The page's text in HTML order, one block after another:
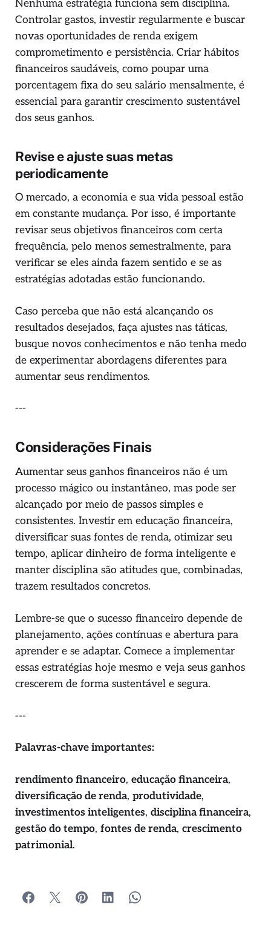
Nenhuma estratégia funciona sem disciplina.
Controlar gastos, investir regularmente e buscar
novas oportunidades de renda exigem
comprometimento e persistência. Criar hábitos
financeiros saudáveis, como poupar uma
porcentagem fixa do seu salário mensalmente, é
essencial para garantir crescimento sustentável
dos seus ganhos.
Revise e ajuste suas metas
periodicamente
O mercado, a economia e sua vida pessoal estão
em constante mudança. Por isso, é importante
revisar seus objetivos financeiros com certa
frequência, pelo menos semestralmente, para
verificar se eles ainda fazem sentido e se as
estratégias adotadas estão funcionando.
Caso perceba que não está alcançando os
resultados desejados, faça ajustes nas táticas,
busque novos conhecimentos e não tenha medo
de experimentar abordagens diferentes para
aumentar seus rendimentos.
---
Considerações Finais
Aumentar seus ganhos financeiros não é um
processo mágico ou instantâneo, mas pode ser
alcançado por meio de passos simples e
consistentes. Investir em educação financeira,
diversificar suas fontes de renda, otimizar seu
tempo, aplicar dinheiro de forma inteligente e
manter disciplina são atitudes que, combinadas,
trazem resultados concretos.
Lembre-se que o sucesso financeiro depende de
planejamento, ações contínuas e abertura para
aprender e se adaptar. Comece a implementar
essas estratégias hoje mesmo e veja seus ganhos
crescerem de forma sustentável e segura.
---
Palavras-chave importantes:
rendimento financeiro, educação financeira,
diversificação de renda, produtividade,
investimentos inteligentes, disciplina financeira,
gestão do tempo, fontes de renda, crescimento
patrimonial.